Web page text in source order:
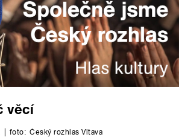
věcí
foto: Český rozhlas Vltava